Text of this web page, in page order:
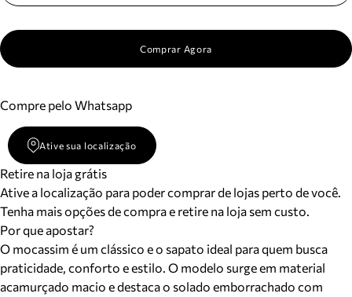
Comprar Agora
Compre pelo Whatsapp
Ative sua localização
Retire na loja grátis
Ative a localização para poder comprar de lojas perto de você.
Tenha mais opções de compra e retire na loja sem custo.
Por que apostar?
O mocassim é um clássico e o sapato ideal para quem busca
praticidade, conforto e estilo. O modelo surge em material
acamurçado macio e destaca o solado emborrachado com